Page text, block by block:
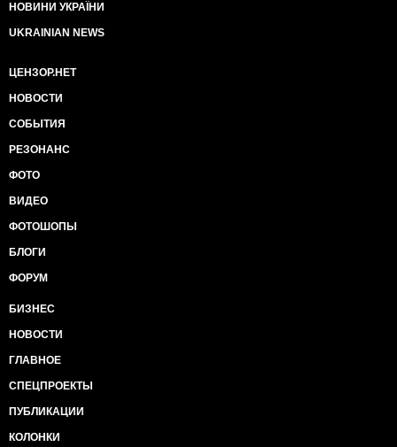
НОВИНИ УКРАЇНИ
UKRAINIAN NEWS
ЦЕНЗОР.НЕТ
НОВОСТИ
СОБЫТИЯ
РЕЗОНАНС
ФОТО
ВИДЕО
ФОТОШОПЫ
БЛОГИ
ФОРУМ
БИЗНЕС
НОВОСТИ
ГЛАВНОЕ
СПЕЦПРОЕКТЫ
ПУБЛИКАЦИИ
КОЛОНКИ